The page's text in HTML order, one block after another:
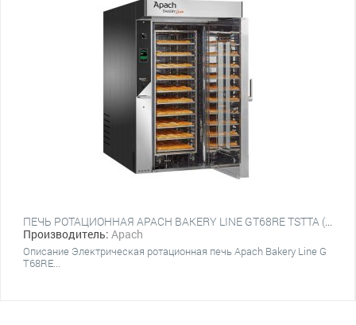
ПЕЧЬ РОТАЦИОННАЯ APACH BAKERY LINE GT68RE TSTTA (ПЛАТФОРМА)
Производитель: Apach
Описание Электрическая ротационная печь Apach Bakery Line G
T68RE...